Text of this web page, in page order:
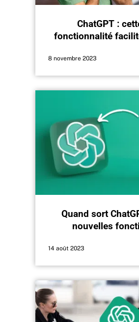
ChatGPT :
fonctionnalité
8 novembre 2023
Quand sort
nouvelles
14 août 2023